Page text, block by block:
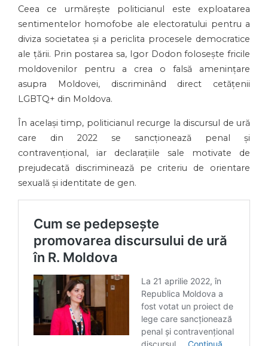
Ceea ce urmărește politicianul este exploatarea
sentimentelor homofobe ale electoratului pentru a
diviza societatea și a periclita procesele democratice
ale țării. Prin postarea sa, Igor Dodon folosește fricile
moldovenilor pentru a crea o falsă amenințare
asupra Moldovei, discriminând direct cetățenii
LGBTQ+ din Moldova.
În același timp, politicianul recurge la discursul de ură
care din 2022 se sancționează penal și
contravențional, iar declarațiile sale motivate de
prejudecată discriminează pe criteriu de orientare
sexuală și identitate de gen.